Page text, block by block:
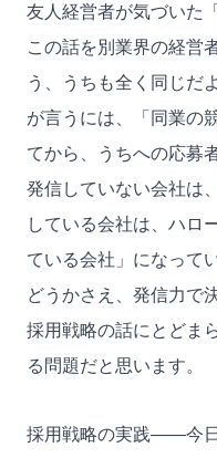
友人経営者が気づいた
この話を別業界の経営
う、うちも全く同じだ
が言うには、「同業の
てから、うちへの応募
発信していない会社は
している会社は、ハロ
ている会社」になって
どうかさえ、発信力で
採用戦略の話にとどま
る問題だと思います。
採用戦略の実践——今